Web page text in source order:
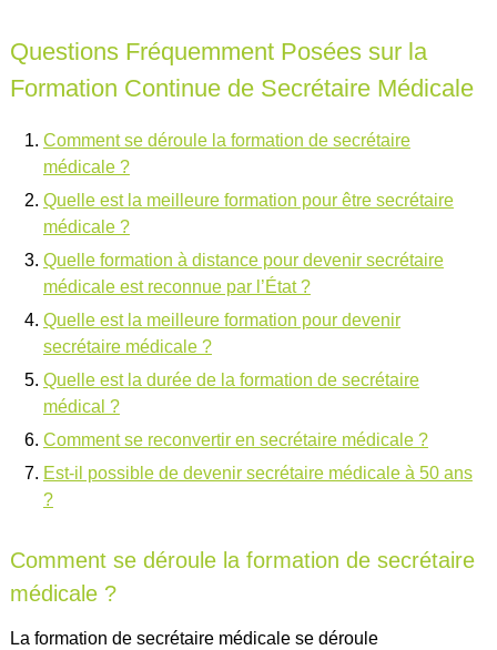
Questions Fréquemment Posées sur la
Formation Continue de Secrétaire Médicale
Comment se déroule la formation de secrétaire
médicale ?
Quelle est la meilleure formation pour être secrétaire
médicale ?
Quelle formation à distance pour devenir secrétaire
médicale est reconnue par l’État ?
Quelle est la meilleure formation pour devenir
secrétaire médicale ?
Quelle est la durée de la formation de secrétaire
médical ?
Comment se reconvertir en secrétaire médicale ?
Est-il possible de devenir secrétaire médicale à 50 ans
?
Comment se déroule la formation de secrétaire
médicale ?
La formation de secrétaire médicale se déroule